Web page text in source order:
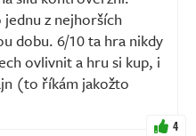
z nejhorších
dobu. 6/10 ta hra nikdy
ovlivnit a hru si kup, i
(to říkám jakožto
4